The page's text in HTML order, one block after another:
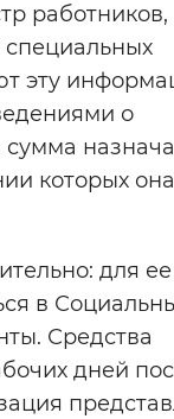
работников,
эту
о
сумма
которых она
для ее
в
Средства
дней